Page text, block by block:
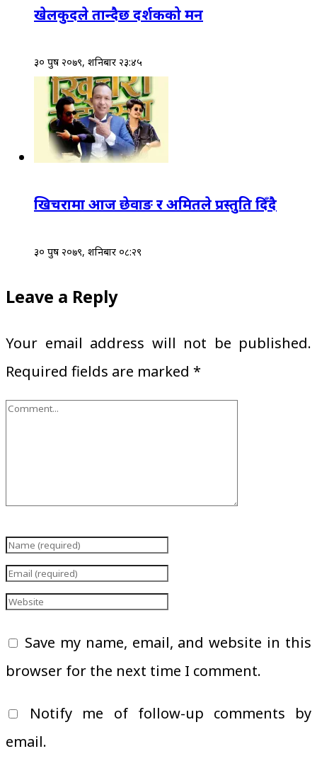
खेलकुदले तान्दैछ दर्शकको मन
३० पुष २०७९, शनिबार २३:४५
खिचरामा आज छेवाङ र अमितले प्रस्तुति दिँदै
३० पुष २०७९, शनिबार ०८:२९
Leave a Reply
Your email address will not be published.
Required fields are marked *
Save my name, email, and website in this
browser for the next time I comment.
Notify me of follow-up comments by
email.